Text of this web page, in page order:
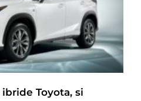
Toyota, si